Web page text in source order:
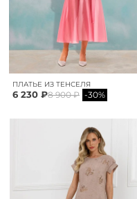
ПЛАТЬЕ ИЗ ТЕНСЕЛЯ
6 230 ₽8 900 ₽ -30%